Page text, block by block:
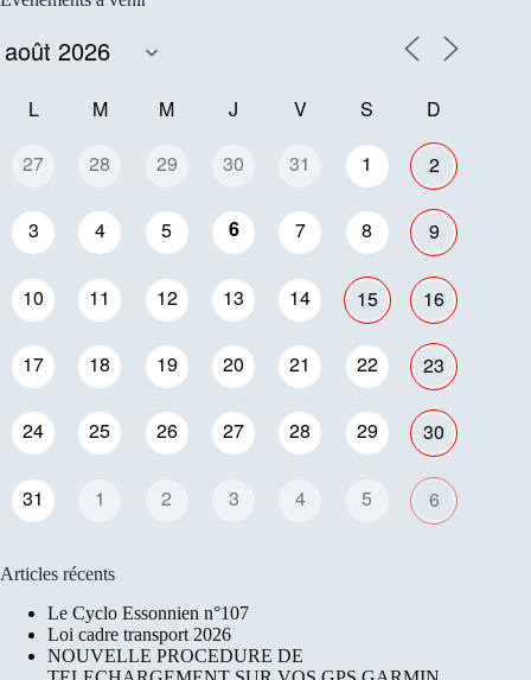
L M M J V S D
27 28 29 30 31 1 2
3 4 5 6 7 8 9
10 11 12 13 14 15 16
17 18 19 20 21 22 23
24 25 26 27 28 29 30
31 1 2 3 4 5 6
Articles récents
Le Cyclo Essonnien n°107
Loi cadre transport 2026
NOUVELLE PROCEDURE DE